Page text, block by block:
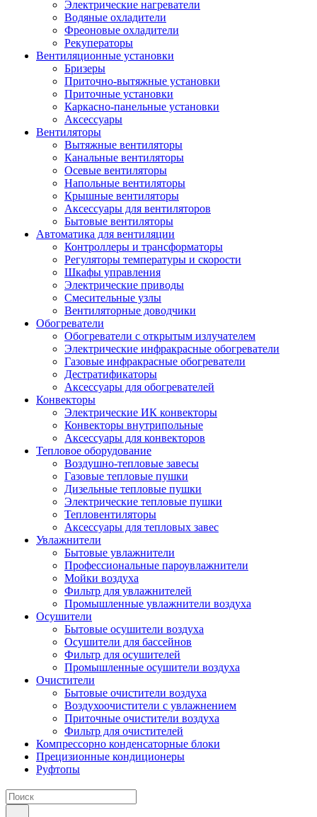
Электрические нагреватели
Водяные охладители
Фреоновые охладители
Рекуператоры
Вентиляционные установки
Бризеры
Приточно-вытяжные установки
Приточные установки
Каркасно-панельные установки
Аксессуары
Вентиляторы
Вытяжные вентиляторы
Канальные вентиляторы
Осевые вентиляторы
Напольные вентиляторы
Крышные вентиляторы
Аксессуары для вентиляторов
Бытовые вентиляторы
Автоматика для вентиляции
Контроллеры и трансформаторы
Регуляторы температуры и скорости
Шкафы управления
Электрические приводы
Смесительные узлы
Вентиляторные доводчики
Обогреватели
Обогреватели с открытым излучателем
Электрические инфракрасные обогреватели
Газовые инфракрасные обогреватели
Дестратификаторы
Аксессуары для обогревателей
Конвекторы
Электрические ИК конвекторы
Конвекторы внутрипольные
Аксессуары для конвекторов
Тепловое оборудование
Воздушно-тепловые завесы
Газовые тепловые пушки
Дизельные тепловые пушки
Электрические тепловые пушки
Тепловентиляторы
Аксессуары для тепловых завес
Увлажнители
Бытовые увлажнители
Профессиональные пароувлажнители
Мойки воздуха
Фильтр для увлажнителей
Промышленные увлажнители воздуха
Осушители
Бытовые осушители воздуха
Осушители для бассейнов
Фильтр для осушителей
Промышленные осушители воздуха
Очистители
Бытовые очистители воздуха
Воздухоочистители с увлажнением
Приточные очистители воздуха
Фильтр для очистителей
Компрессорно конденсаторные блоки
Прецизионные кондиционеры
Руфтопы